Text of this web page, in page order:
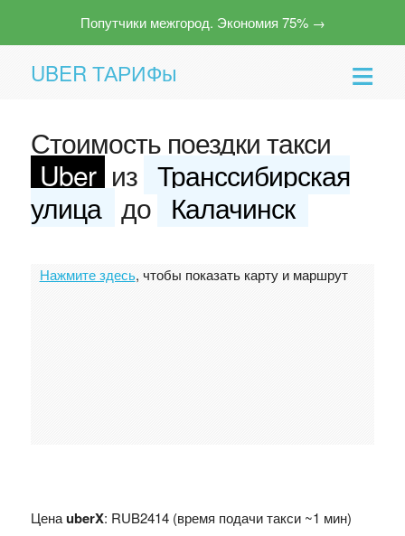
Попутчики межгород. Экономия 75% →
UBER ТАРИФы
Стоимость поездки такси
Uber из Транссибирская
улица до Калачинск
Нажмите здесь, чтобы показать карту и маршрут
ЦенаuberX: RUB2414 (время подачи такси ~1 мин)